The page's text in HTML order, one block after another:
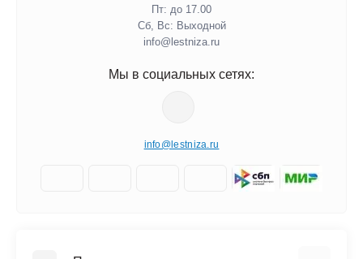
Пт: до 17.00
Сб, Вс: Выходной
info@lestniza.ru
Мы в социальных сетях:
info@lestniza.ru